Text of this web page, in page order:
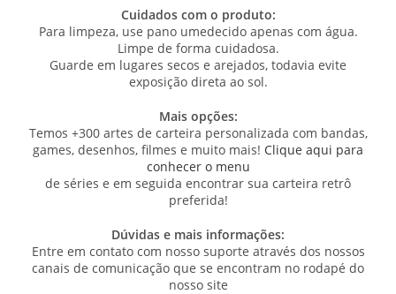
Cuidados com o produto:
Para limpeza, use pano umedecido apenas com água.
Limpe de forma cuidadosa.
Guarde em lugares secos e arejados, todavia evite
exposição direta ao sol.
Mais opções:
Temos +300 artes de carteira personalizada com bandas,
games, desenhos, filmes e muito mais! Clique aqui para
conhecer o menu
de séries e em seguida encontrar sua carteira retrô
preferida!
Dúvidas e mais informações:
Entre em contato com nosso suporte através dos nossos
canais de comunicação que se encontram no rodapé do
nosso site